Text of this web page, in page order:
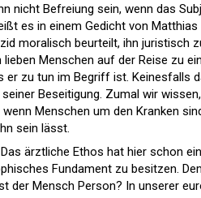
nicht Befreiung sein, wenn das
es in einem Gedicht von
moralisch beurteilt, ihn juristisch
Menschen auf der Reise zu
er zu tun im Begriff ist. Keinesfalls
Beseitigung. Zumal wir
Menschen um den Kranken
sein lässt.
ärztliche Ethos hat hier schon
Fundament zu besitzen.
der Mensch Person? In unserer